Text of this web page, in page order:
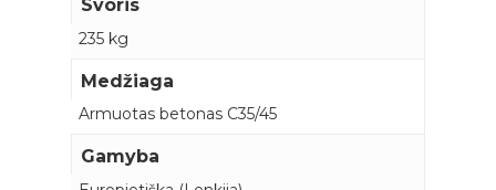
Svoris
235 kg
Medžiaga
Armuotas betonas C35/45
Gamyba